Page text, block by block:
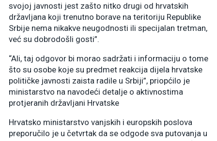
svojoj javnosti jest zašto nitko drugi od hrvatskih
državljana koji trenutno borave na teritoriju Republike
Srbije nema nikakve neugodnosti ili specijalan tretman,
već su dobrodošli gosti”.
“Ali, taj odgovor bi morao sadržati i informaciju o tome
što su osobe koje su predmet reakcija dijela hrvatske
političke javnosti zaista radile u Srbiji”, priopćilo je
ministarstvo na navodeći detalje o aktivnostima
protjeranih državljani Hrvatske
Hrvatsko ministarstvo vanjskih i europskih poslova
preporučilo je u četvrtak da se odgode sva putovanja u